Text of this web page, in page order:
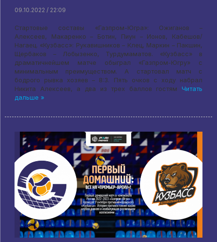
09.10.2022 / 22:09
Стартовые составы «Газпром-Югра»: Ожиганов –
Алексеев, Макаренко – Ботин, Пиун – Ионов, Кабешов/
Нагаец. «Кузбасс»: Рукавишников – Клец, Маркин – Пакшин,
Щербаков – Лобызенко, Турдумаматов. «Кузбасс» в
драматичнейшем матче обыграл «Газпром-Югру» с
минимальным преимуществом. А стартовал матч с
бодрого рывка хозяев – 8:3. Пять очков с ходу набрал
Никита Алексеев, а два из трех баллов гостям Читать
дальше »